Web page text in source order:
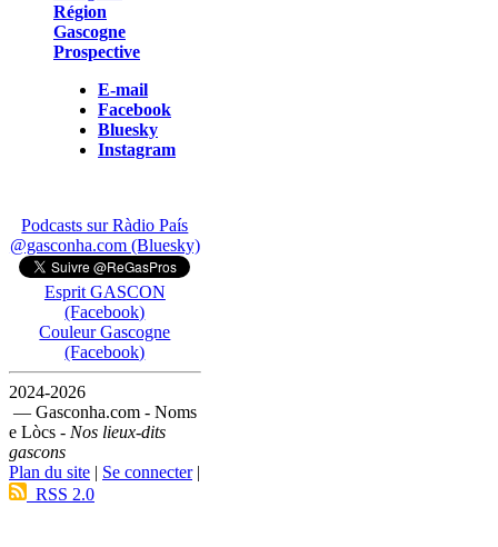
Région
Gascogne
Prospective
E-mail
Facebook
Bluesky
Instagram
Podcasts sur Ràdio País
@gasconha.com (Bluesky)
Esprit GASCON
(Facebook)
Couleur Gascogne
(Facebook)
2024-2026
— Gasconha.com - Noms
e Lòcs - Nos lieux-dits
gascons
Plan du site | Se connecter|
RSS 2.0